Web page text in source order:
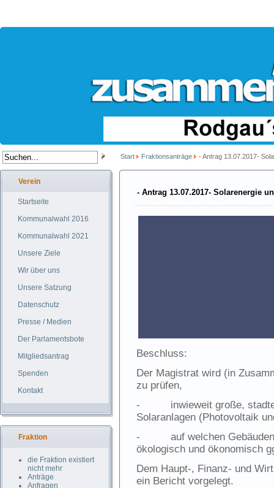
Start Fraktionsanträge - Antrag 13.07.2017-
Verein
Startseite
Kommunalwahl 2016
Kommunalwahl 2021
Unsere Ziele
Wir über uns
Unsere Satzung
Datenschutz
Presse / Medien
Der Parlamentsbote
Mitgliedsantrag
Spenden
Kontakt
Fraktion
die Fraktion existiert
nicht mehr
Anträge
Anfragen
- Antrag 13.07.2017- Solarenergie
Beschluss:
Der Magistrat wird (in
zu prüfen,
- inwieweit große,
Solaranlagen (Photovoltaik
- auf welchen Gebäuden
ökologisch und ökonomisch
Dem Haupt-, Finanz- und
ein Bericht vorgelegt.